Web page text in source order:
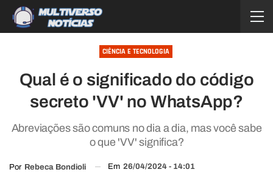
CIÊNCIA E TECNOLOGIA
Qual é o significado do código
secreto 'VV' no WhatsApp?
Abreviações são comuns no dia a dia, mas você sabe
o que 'VV' significa?
Por Rebeca Bondioli Em 26/04/2024 - 14:01